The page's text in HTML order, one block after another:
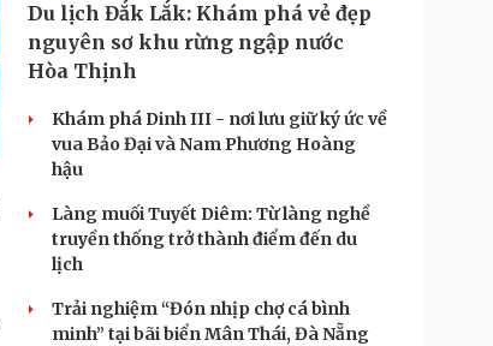
Du lịch Đắk Lắk: Khám phá vẻ đẹp
nguyên sơ khu rừng ngập nước
Hòa Thịnh
Khám phá Dinh III - nơi lưu giữ ký ức về
vua Bảo Đại và Nam Phương Hoàng
hậu
Làng muối Tuyết Diêm: Từ làng nghề
truyền thống trở thành điểm đến du
lịch
Trải nghiệm “Đón nhịp chợ cá bình
minh” tại bãi biển Mân Thái, Đà Nẵng